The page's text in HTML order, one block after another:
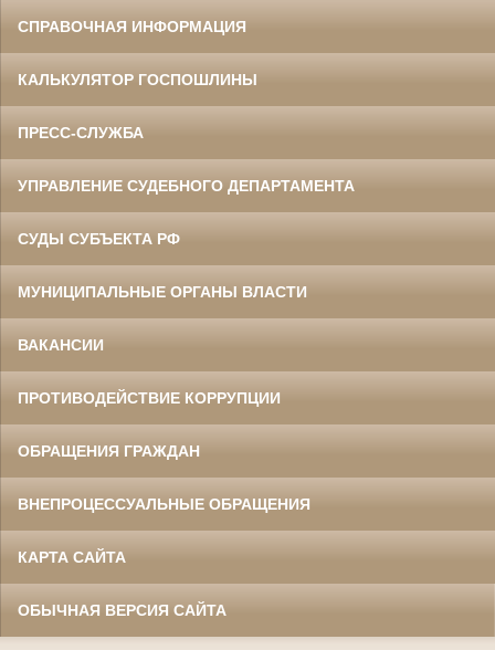
СПРАВОЧНАЯ ИНФОРМАЦИЯ
КАЛЬКУЛЯТОР ГОСПОШЛИНЫ
ПРЕСС-СЛУЖБА
УПРАВЛЕНИЕ СУДЕБНОГО ДЕПАРТАМЕНТА
СУДЫ СУБЪЕКТА РФ
МУНИЦИПАЛЬНЫЕ ОРГАНЫ ВЛАСТИ
ВАКАНСИИ
ПРОТИВОДЕЙСТВИЕ КОРРУПЦИИ
ОБРАЩЕНИЯ ГРАЖДАН
ВНЕПРОЦЕССУАЛЬНЫЕ ОБРАЩЕНИЯ
КАРТА САЙТА
ОБЫЧНАЯ ВЕРСИЯ САЙТА